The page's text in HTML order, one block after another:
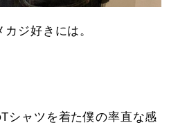
ジ好きには。
シャツを着た僕の率直な感